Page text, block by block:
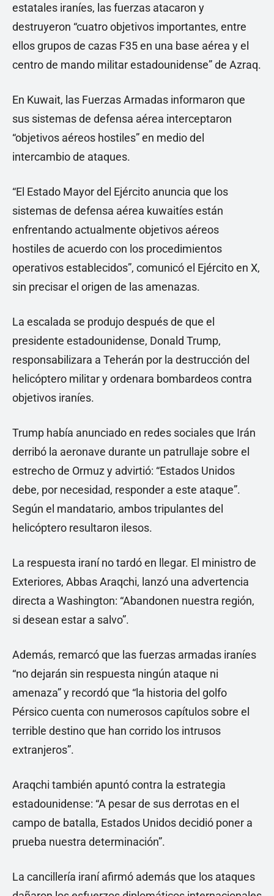
estatales iraníes, las fuerzas atacaron y
destruyeron “cuatro objetivos importantes, entre
ellos grupos de cazas F35 en una base aérea y el
centro de mando militar estadounidense” de Azraq.
En Kuwait, las Fuerzas Armadas informaron que
sus sistemas de defensa aérea interceptaron
“objetivos aéreos hostiles” en medio del
intercambio de ataques.
“El Estado Mayor del Ejército anuncia que los
sistemas de defensa aérea kuwaitíes están
enfrentando actualmente objetivos aéreos
hostiles de acuerdo con los procedimientos
operativos establecidos”, comunicó el Ejército en X,
sin precisar el origen de las amenazas.
La escalada se produjo después de que el
presidente estadounidense, Donald Trump,
responsabilizara a Teherán por la destrucción del
helicóptero militar y ordenara bombardeos contra
objetivos iraníes.
Trump había anunciado en redes sociales que Irán
derribó la aeronave durante un patrullaje sobre el
estrecho de Ormuz y advirtió: “Estados Unidos
debe, por necesidad, responder a este ataque”.
Según el mandatario, ambos tripulantes del
helicóptero resultaron ilesos.
La respuesta iraní no tardó en llegar. El ministro de
Exteriores, Abbas Araqchi, lanzó una advertencia
directa a Washington: “Abandonen nuestra región,
si desean estar a salvo”.
Además, remarcó que las fuerzas armadas iraníes
“no dejarán sin respuesta ningún ataque ni
amenaza” y recordó que “la historia del golfo
Pérsico cuenta con numerosos capítulos sobre el
terrible destino que han corrido los intrusos
extranjeros”.
Araqchi también apuntó contra la estrategia
estadounidense: “A pesar de sus derrotas en el
campo de batalla, Estados Unidos decidió poner a
prueba nuestra determinación”.
La cancillería iraní afirmó además que los ataques